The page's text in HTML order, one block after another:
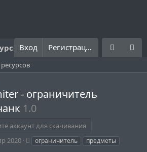
Что нового? Правила
Вход Регистрация
- ограничитель
1.0
аккаунт для скачивания
2020
Т ограничитель предметы